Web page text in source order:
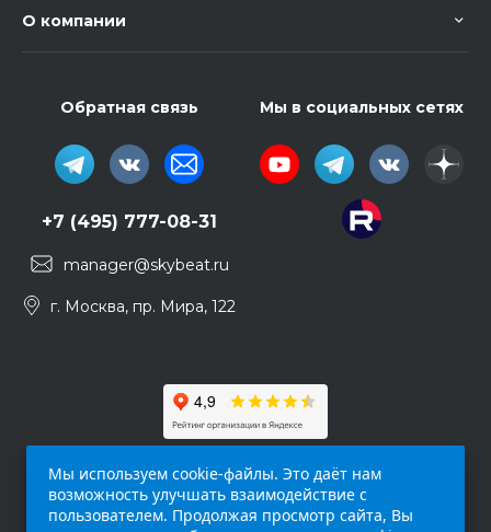
О компании
Обратная связь
+7 (495) 777-08-31
manager@skybeat.ru
г. Москва, пр. Мира, 122
Мы в социальных сетях
Мы используем cookie-файлы. Это даёт нам
возможность улучшать взаимодействие с
пользователем. Продолжая просмотр сайта, Вы